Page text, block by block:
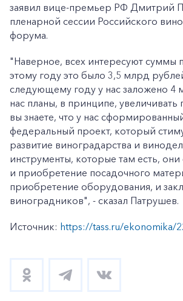
заявил вице-премьер РФ Дмитрий
пленарной сессии Российского
форума.
"Наверное, всех интересуют
этому году это было 3,5 млрд
следующему году у нас заложено 4
нас планы, в принципе,
вы знаете, что у нас
федеральный проект, который
развитие виноградарства и
инструменты, которые там есть, они
и приобретение посадочного
приобретение оборудования, и
виноградников", - сказал Патрушев.
Источник: https://tass.ru/ekonomika/